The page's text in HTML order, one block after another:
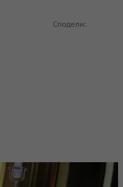
Сподели: